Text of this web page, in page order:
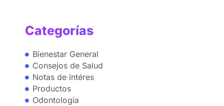
Categorías
Bienestar General
Consejos de Salud
Notas de intéres
Productos
Odontología